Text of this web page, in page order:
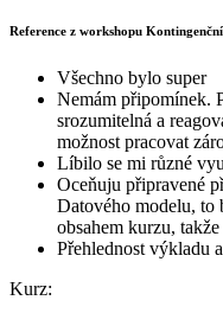
Reference z workshopu
Všechno bylo super
Nemám připomínek.
srozumitelná a
možnost pracovat
Líbilo se mi různé
Oceňuju připravené
Datového modelu, to
obsahem kurzu,
Přehlednost výkladu
Kurz: